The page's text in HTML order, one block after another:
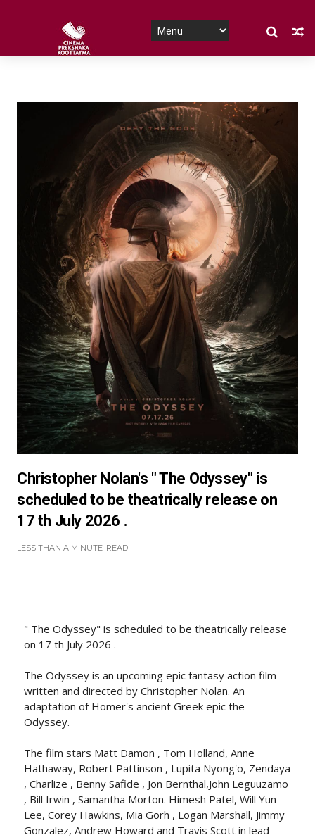
Christopher Nolan's " The Odyssey" is
scheduled to be theatrically release on
17 th July 2026 .
LESS THAN A MINUTE READ
" The Odyssey" is scheduled to be theatrically release
on 17 th July 2026 .
The Odyssey is an upcoming epic fantasy action film
written and directed by Christopher Nolan. An
adaptation of Homer's ancient Greek epic the
Odyssey.
The film stars Matt Damon , Tom Holland, Anne
Hathaway, Robert Pattinson , Lupita Nyong'o, Zendaya
, Charlize , Benny Safide , Jon Bernthal,John Leguuzamo
, Bill Irwin , Samantha Morton. Himesh Patel, Will Yun
Lee, Corey Hawkins, Mia Gorh , Logan Marshall, Jimmy
Gonzalez, Andrew Howard and Travis Scott in lead